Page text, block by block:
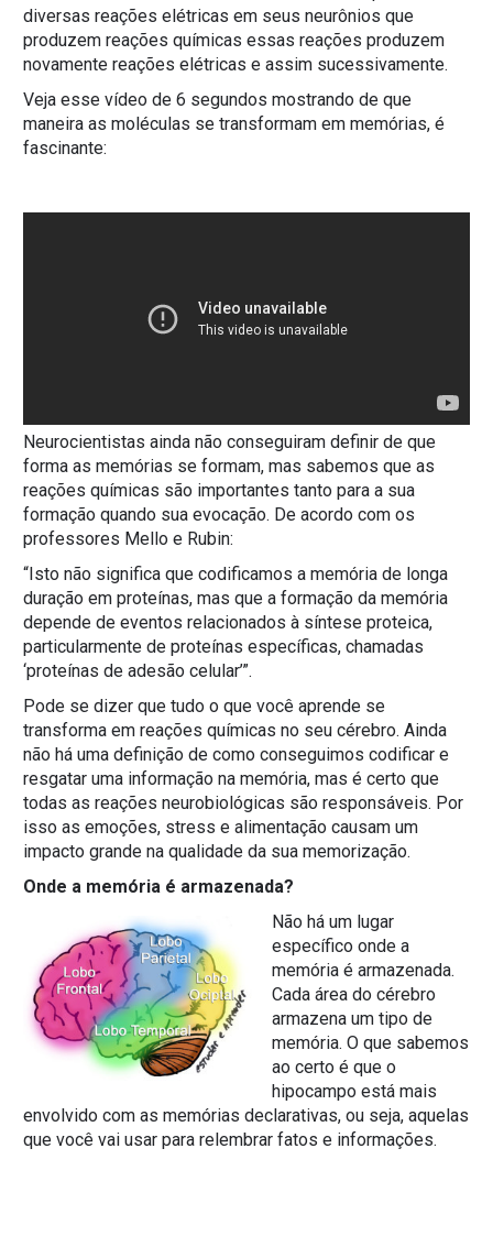
diversas reações elétricas em seus neurônios que
produzem reações químicas essas reações produzem
novamente reações elétricas e assim sucessivamente.
Veja esse vídeo de 6 segundos mostrando de que
maneira as moléculas se transformam em memórias, é
fascinante:
Neurocientistas ainda não conseguiram definir de que
forma as memórias se formam, mas sabemos que as
reações químicas são importantes tanto para a sua
formação quando sua evocação. De acordo com os
professores Mello e Rubin:
“Isto não significa que codificamos a memória de longa
duração em proteínas, mas que a formação da memória
depende de eventos relacionados à síntese proteica,
particularmente de proteínas específicas, chamadas
‘proteínas de adesão celular’”.
Pode se dizer que tudo o que você aprende se
transforma em reações químicas no seu cérebro. Ainda
não há uma definição de como conseguimos codificar e
resgatar uma informação na memória, mas é certo que
todas as reações neurobiológicas são responsáveis. Por
isso as emoções, stress e alimentação causam um
impacto grande na qualidade da sua memorização.
Onde a memória é armazenada?
Não há um lugar
específico onde a
memória é armazenada.
Cada área do cérebro
armazena um tipo de
memória. O que sabemos
ao certo é que o
hipocampo está mais
envolvido com as memórias declarativas, ou seja, aquelas
que você vai usar para relembrar fatos e informações.